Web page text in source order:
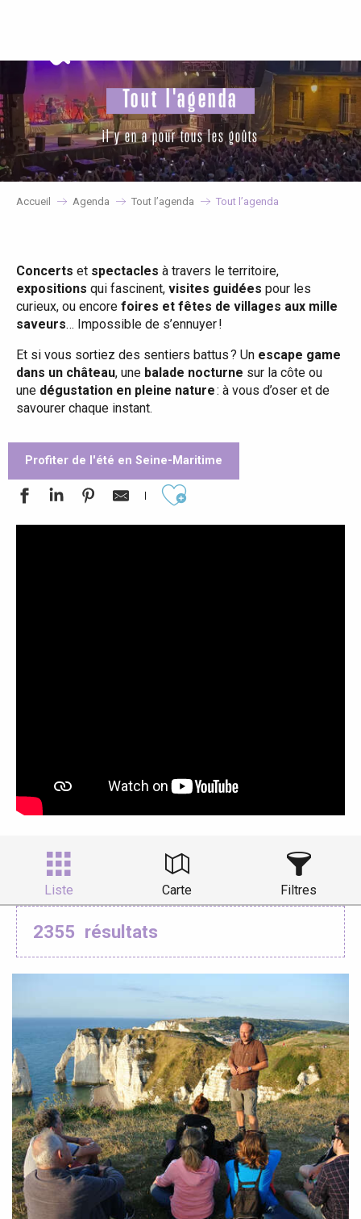
principal
Tout l'agenda
il y en a pour tous les goûts
Accueil Agenda Tout l’agenda Tout l’agenda
Concerts et spectacles à travers le territoire,
expositions qui fascinent, visites guidées pour les
curieux, ou encore foires et fêtes de villages aux mille
saveurs… Impossible de s’ennuyer !
Et si vous sortiez des sentiers battus ? Un escape game
dans un château, une balade nocturne sur la côte ou
une dégustation en pleine nature: à vous d’oser et de
savourer chaque instant.
Profiter de l'été en Seine-Maritime
Ajouter aux favoris
Liste Carte Filtres
2355 résultats